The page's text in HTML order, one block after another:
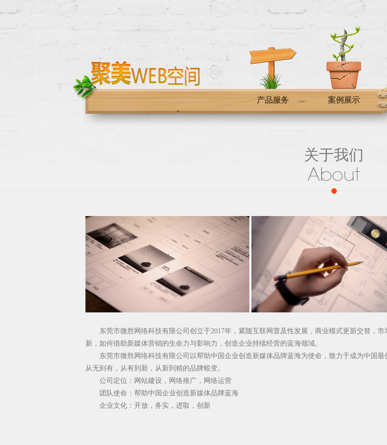
产品服务 案例展示
关于我们
东莞市微胜网络科技有限公司创立于2017年，紧随互联网普及性发展，商业模式更新交替，
新，如何借助新媒体营销的生命力与影响力，创造企业持续经营的蓝海领域。
东莞市微胜网络科技有限公司以帮助中国企业创造新媒体品牌蓝海为使命，致力于成为中国
从无到有，从有到新，从新到精的品牌蜕变。
公司定位：网站建设，网络推广，网络运营
团队使命：帮助中国企业创造新媒体品牌蓝海
企业文化：开放，务实，进取，创新